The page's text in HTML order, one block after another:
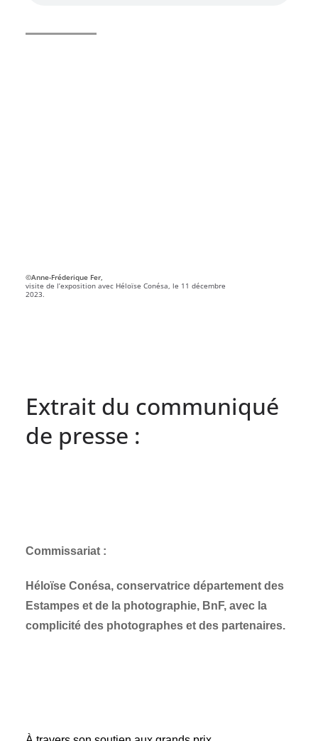
©Anne-Fréderique Fer,
visite de l’exposition avec Héloïse Conésa, le 11 décembre
2023.
Extrait du communiqué
de presse :
Commissariat :
Héloïse Conésa, conservatrice département des
Estampes et de la photographie, BnF, avec la
complicité des photographes et des partenaires.